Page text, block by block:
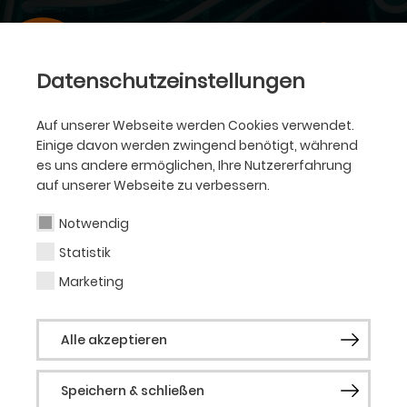
Datenschutzeinstellungen
Auf unserer Webseite werden Cookies verwendet.
Einige davon werden zwingend benötigt, während
es uns andere ermöglichen, Ihre Nutzererfahrung
auf unserer Webseite zu verbessern.
Notwendig
Statistik
Marketing
Alle akzeptieren
Speichern & schließen